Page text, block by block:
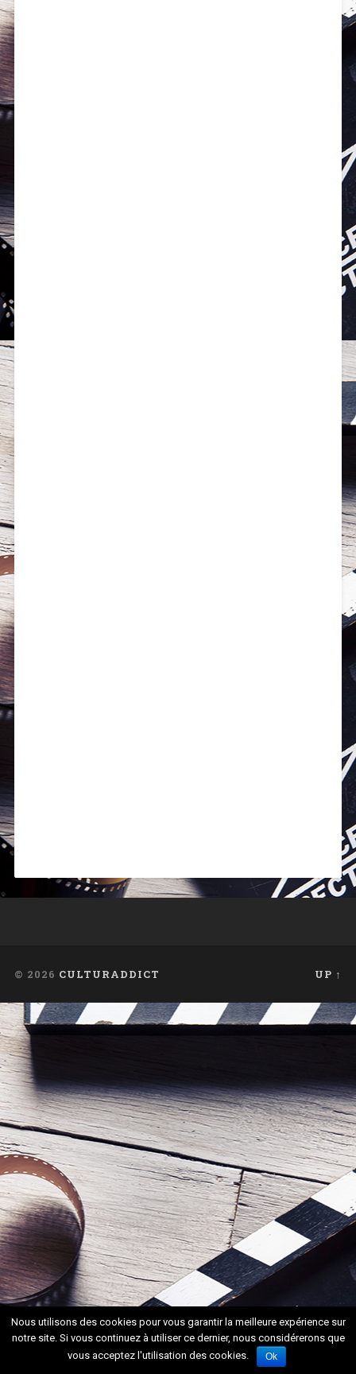
© 2026 CULTURADDICT UP ↑
Nous utilisons des cookies pour vous garantir la meilleure expérience sur
notre site. Si vous continuez à utiliser ce dernier, nous considérerons que
vous acceptez l'utilisation des cookies.
Ok